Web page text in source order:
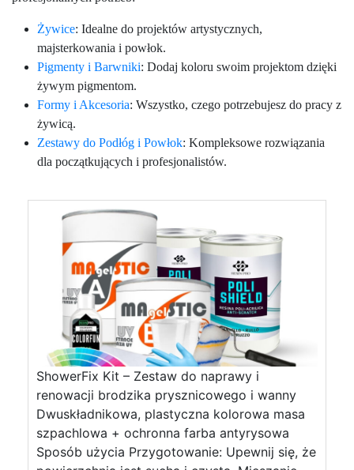
Żywice: Idealne do projektów artystycznych,
majsterkowania i powłok.
Pigmenty i Barwniki: Dodaj koloru swoim projektom dzięki
żywym pigmentom.
Formy i Akcesoria: Wszystko, czego potrzebujesz do pracy z
żywicą.
Zestawy do Podłóg i Powłok: Kompleksowe rozwiązania
dla początkujących i profesjonalistów.
ShowerFix Kit – Zestaw do naprawy i
renowacji brodzika prysznicowego i wanny
Dwuskładnikowa, plastyczna kolorowa masa
szpachlowa + ochronna farba antyrysowa
Sposób użycia Przygotowanie: Upewnij się, że